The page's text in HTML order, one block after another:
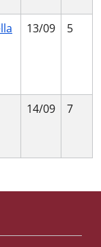
13/09 5
14/09 7